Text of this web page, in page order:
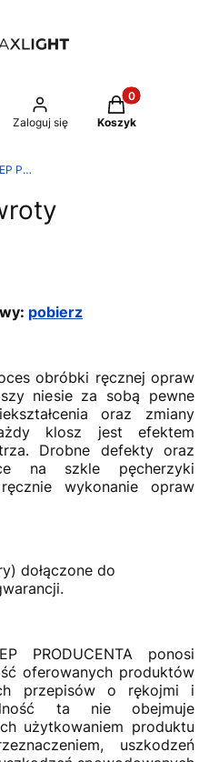
wyszukiwarkę
Zaloguj się
Produkty w
Koszyk
pobierz
obróbki ręcznej opraw
niesie za sobą pewne
oraz zmiany
klosz jest efektem
Drobne defekty oraz
na szkle pęcherzyki
wykonanie opraw
dołączone do
PRODUCENTA ponosi
oferowanych produktów
przepisów o rękojmi i
ta nie obejmuje
użytkowaniem produktu
uszkodzeń